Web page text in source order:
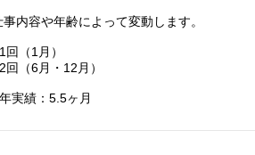
内容や年齢によって変動します。
（1月）
回（6月・12月）
実績：5.5ヶ月